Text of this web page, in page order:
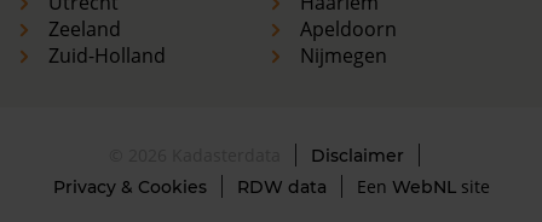
Zeeland
Zuid-Holland
Apeldoorn
Nijmegen
Disclaimer
Privacy & Cookies
RDW data Een WebNLsite